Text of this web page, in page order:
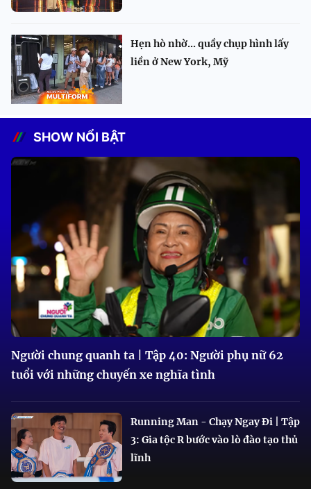
Hẹn hò nhờ... quầy chụp hình lấy
liền ở New York, Mỹ
SHOW NỔI BẬT
Người chung quanh ta | Tập 40: Người phụ nữ 62
tuổi với những chuyến xe nghĩa tình
Running Man - Chạy Ngay Đi | Tập
3: Gia tộc R bước vào lò đào tạo thủ
lĩnh